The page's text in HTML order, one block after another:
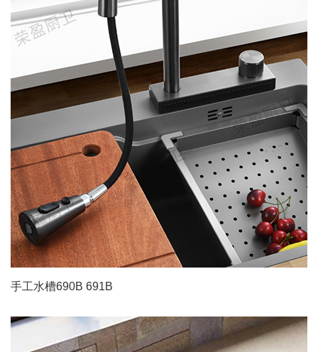
手工水槽690B 691B